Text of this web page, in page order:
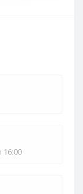
16:00